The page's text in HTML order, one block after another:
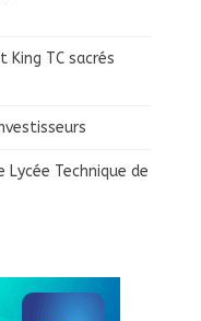
King TC sacrés
Technique de